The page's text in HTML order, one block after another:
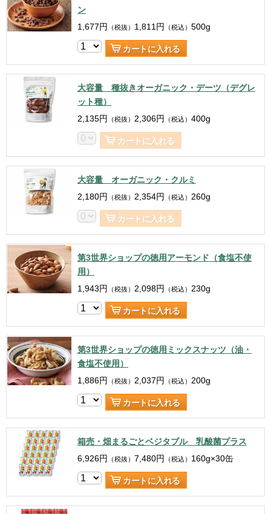
ン
1,677円 （税抜） 1,811 円 （税込） 500g
カートに入れる
大容量 種抜きオーガニック・デーツ（デグレ
ット種）
2,135円 （税抜） 2,306円 （税込） 400g
カートに入れる
大容量 オーガニック・クルミ
2,180円 （税抜） 2,354円 （税込） 260g
カートに入れる
第3世界ショップの徳用アーモンド（食塩不使
用）
1,943円 （税抜） 2,098円 （税込） 230g
カートに入れる
第3世界ショップの徳用ミックスナッツ（油・
食塩不使用）
1,886円 （税抜） 2,037円 （税込） 200g
カートに入れる
箱売・畑まるごとベジタブル 乳酸菌プラス
6,926円 （税抜） 7,480円 （税込） 160g×30缶
カートに入れる